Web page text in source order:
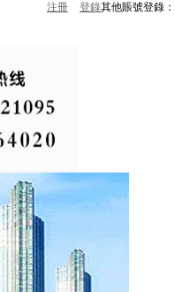
其他賬號登錄：
注冊 登錄